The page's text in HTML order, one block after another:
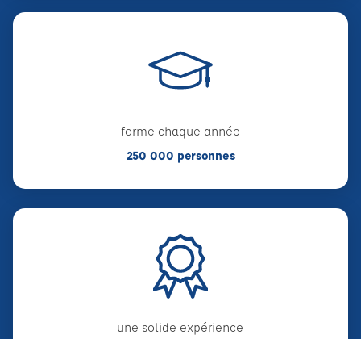
forme chaque année
250 000 personnes
une solide expérience